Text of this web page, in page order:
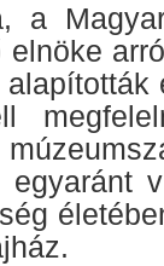
a
egyaránt